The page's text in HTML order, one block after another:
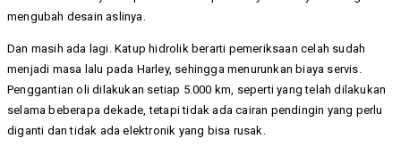
mengubah desain aslinya.
Dan masih ada lagi. Katup hidrolik berarti pemeriksaan celah sudah
menjadi masa lalu pada Harley, sehingga menurunkan biaya servis.
Penggantian oli dilakukan setiap 5.000 km, seperti yang telah dilakukan
selama beberapa dekade, tetapi tidak ada cairan pendingin yang perlu
diganti dan tidak ada elektronik yang bisa rusak.